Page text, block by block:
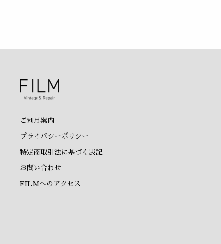
ご利用案内
プライバシーポリシー
特定商取引法に基づく表記
お問い合わせ
FILMへのアクセス